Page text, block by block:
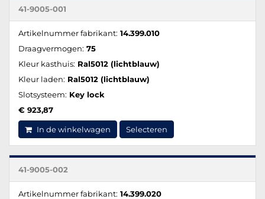
41-9005-001
Artikelnummer fabrikant: 14.399.010
Draagvermogen: 75
Kleur kasthuis: Ral5012 (lichtblauw)
Kleur laden: Ral5012 (lichtblauw)
Slotsysteem: Key lock
€ 923,87
In de winkelwagen Selecteren
41-9005-002
Artikelnummer fabrikant: 14.399.020